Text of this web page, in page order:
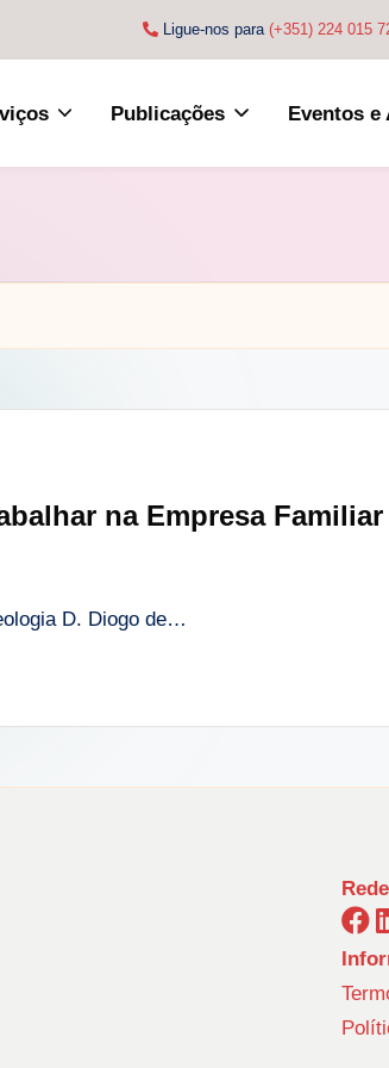
Ligue-nos para (+351) 224 015
Publicações Eventos e
na Empresa Familiar
D. Diogo de…